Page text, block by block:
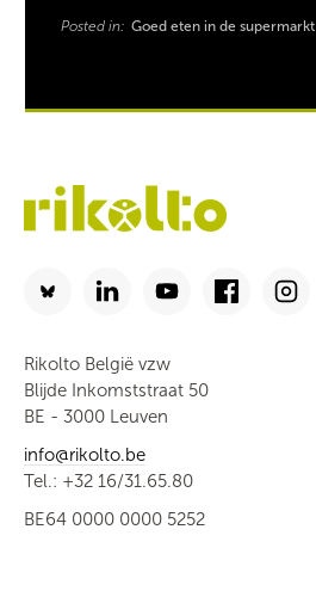
Posted in: Goed eten in de supermarkt
Rikolto België vzw
Blijde Inkomststraat 50
BE - 3000 Leuven
info@rikolto.be
Tel.: +32 16/31.65.80
BE64 0000 0000 5252